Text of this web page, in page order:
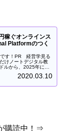
稼ぐオンラインス
Platformのつく
す！PR 経営学見る
けノートデジタル教
ルから、2025年には
2020.03.10
購読中！⇒